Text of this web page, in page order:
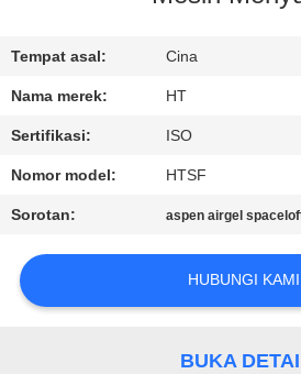
HUBUNGI
KAMI
BERITA
PENAWARAN
Tempat asal: Cina
Nama merek: HT
Sertifikasi: ISO
Nomor model: HTSF
Sorotan: aspen airgel
HUBUNGI
BUKA